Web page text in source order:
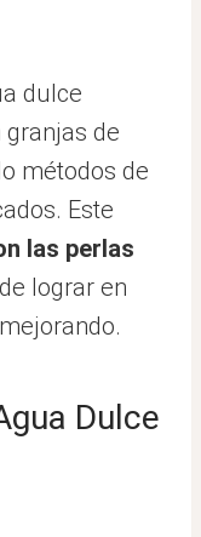
dulce
de
métodos de
Este
las perlas
lograr en
Dulce